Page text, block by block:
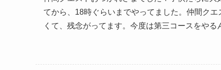
てから、18時ぐらいまでやってました。仲間ク
くて、残念がってます。今度は第三コースをや